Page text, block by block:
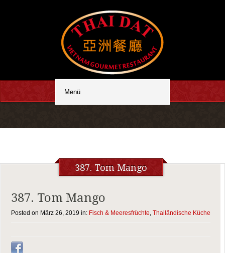
387. Tom Mango
387. Tom Mango
Posted on März 26, 2019 in: Fisch & Meeresfrüchte, Thailändische Küche